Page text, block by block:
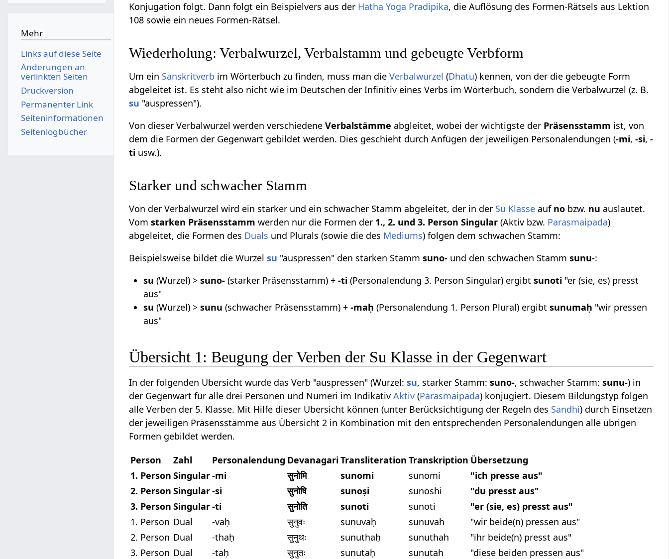
Konjugation folgt. Dann folgt ein Beispielvers aus der Hatha Yoga Pradipika, die Auflösung des Formen-Rätsels aus Lektion
108 sowie ein neues Formen-Rätsel.
Wiederholung: Verbalwurzel, Verbalstamm und gebeugte Verbform
Um ein Sanskritverb im Wörterbuch zu finden, muss man dieVerbalwurzel (Dhatu) kennen, von der die gebeugte Form
abgeleitet ist. Es steht also nicht wie im Deutschen der Infinitiv eines Verbs im Wörterbuch, sondern die Verbalwurzel (z. B.
su "auspressen").
Von dieser Verbalwurzel werden verschiedeneVerbalstämme abgleitet, wobei der wichtigste der Präsensstamm ist, von
dem die Formen der Gegenwart gebildet werden. Dies geschieht durch Anfügen der jeweiligen Personalendungen (-mi,-si,-
ti usw.).
Starker und schwacher Stamm
Von der Verbalwurzel wird ein starker und ein schwacher Stamm abgeleitet, der in der Su Klasse auf no bzw. nu auslautet.
Vomstarken Präsensstamm werden nur die Formen der 1., 2. und 3. Person Singular (Aktiv bzw. Parasmaipada)
abgeleitet, die Formen des Duals und Plurals (sowie die des Mediums) folgen dem schwachen Stamm:
Beispielsweise bildet die Wurzelsu "auspressen" den starken Stammsuno- und den schwachen Stammsunu-:
su (Wurzel) >suno- (starker Präsensstamm) +-ti (Personalendung 3. Person Singular) ergibtsunoti "er (sie, es) presst
aus"
su (Wurzel) >sunu (schwacher Präsensstamm) +-maḥ (Personalendung 1. Person Plural) ergibtsunumaḥ "wir pressen
aus"
Übersicht 1: Beugung der Verben der Su Klasse in der Gegenwart
In der folgenden Übersicht wurde das Verb "auspressen" (Wurzel:su, starker Stamm:suno-, schwacher Stamm:sunu-) in
der Gegenwart für alle drei Personen und Numeri im IndikativAktiv (Parasmaipada) konjugiert. Diesem Bildungstyp folgen
alle Verben der 5. Klasse. Mit Hilfe dieser Übersicht können (unter Berücksichtigung der Regeln des Sandhi) durch Einsetzen
der jeweiligen Präsensstämme aus Übersicht 2 in Kombination mit den entsprechenden Personalendungen alle übrigen
Formen gebildet werden.
Person
Zahl Personalendung DevanagariTransliteration Transkription Übersetzung
1. Person Singular-mi सुनोमि sunomi sunomi
"ich presse aus"
2. Person Singular-si सुनोषि sunoṣi sunoshi
"du presst aus"
3. Person Singular-ti सुनोति sunoti sunoti
"er (sie, es) presst aus"
1. Person Dual -vaḥ सुनुवः sunuvaḥ sunuvah
"wir beide(n) pressen aus"
2. Person Dual -thaḥ सुनुथः sunuthaḥ sunuthah
"ihr beide(n) presst aus"
3. Person Dual -taḥ सुनुतः sunutaḥ sunutah
"diese beiden pressen aus"
Mehr
Links auf diese Seite
Änderungen an
verlinkten Seiten
Druckversion
Permanenter Link
Seiten­­informationen
Seitenlogbücher